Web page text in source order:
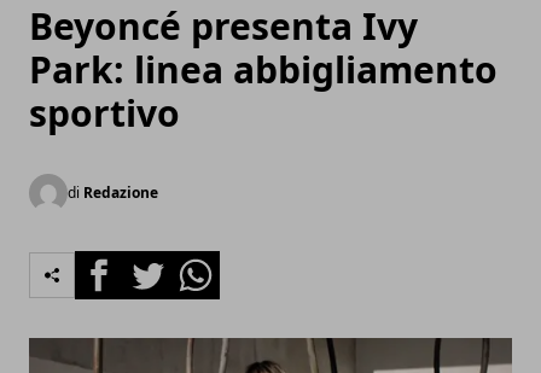
Beyoncé presenta Ivy
Park: linea abbigliamento
sportivo
di Redazione
FacebookTwitterWhatsapp